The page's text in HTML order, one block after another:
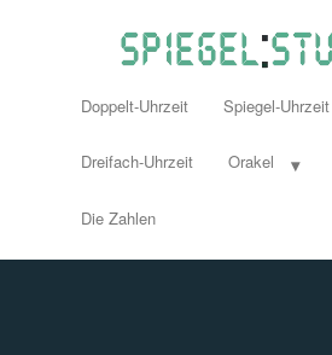
Doppelt-Uhrzeit Spiegel-Uhrzeit
Dreifach-Uhrzeit Orakel
Die Zahlen